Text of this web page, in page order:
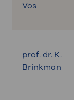
Vos
prof. dr. K.
Brinkman